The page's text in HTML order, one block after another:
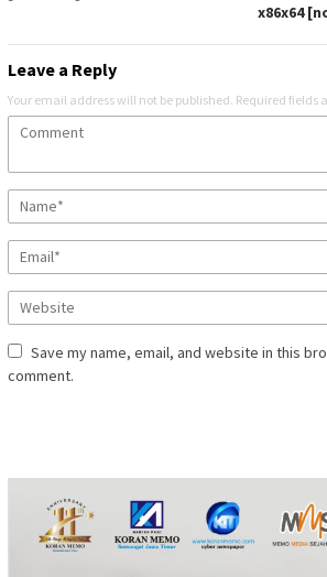
x86x64
Leave a Reply
Your email address will not be published. Required fields
Save my name, email, and website in this
comment.